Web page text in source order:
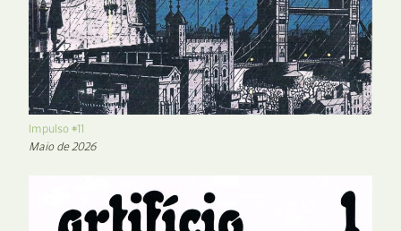
Impulso #11
Maio de 2026